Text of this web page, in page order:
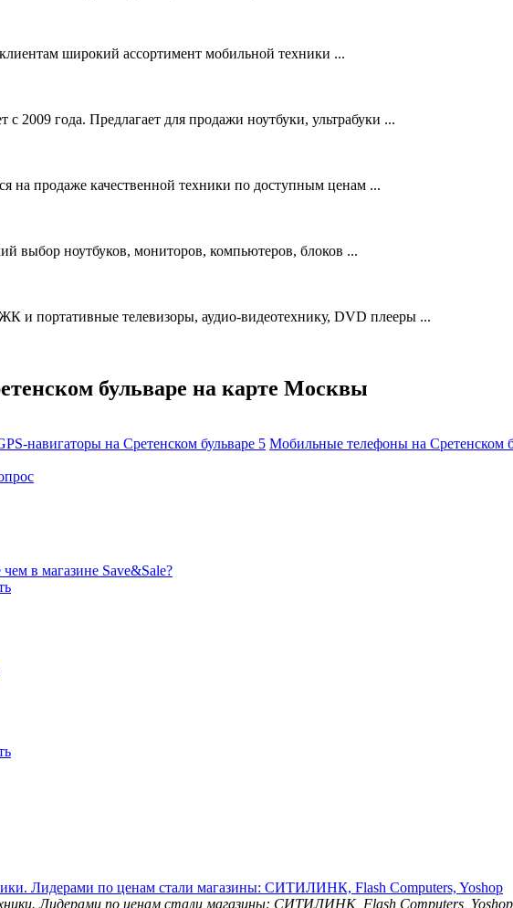
широкий ассортимент мобильной техники ...
с 2009 года. Предлагает для продажи ноутбуки, ультрабуки ...
на продаже качественной техники по доступным ценам ...
выбор ноутбуков, мониторов, компьютеров, блоков ...
портативные телевизоры, аудио-видеотехнику, DVD плееры ...
бульваре на карте Москвы
навигаторы на Сретенском бульваре 5 Мобильные телефоны на Сретенском
в магазине Save&Sale?
Лидерами по ценам стали магазины: СИТИЛИНК, Flash Computers, Yoshop